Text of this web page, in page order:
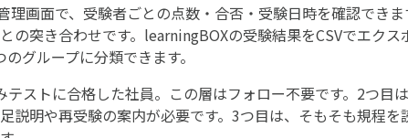
理画面で、受験者ごとの点数・合否・受験日時を確認でき
の突き合わせです。learningBOXの受験結果をCSVでエク
グループに分類できます。
テストに合格した社員。この層はフォロー不要です。2つ目
説明や再受験の案内が必要です。3つ目は、そもそも規程